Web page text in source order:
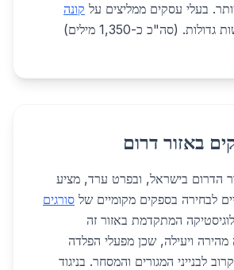
בעלי עסקים ממליצים על קונה
גדולות. (סה"כ כ-1,350 מילים)
באזור דרום
אזור הדרום בישראל, ובפרט ערד, מציע
לבחירה בספקים מקומיים של סורגים
המתקדמת באזור זה
ויעילה, שכן מפעלי הפלדה
לבנייני המגורים והמסחר. בניגוד